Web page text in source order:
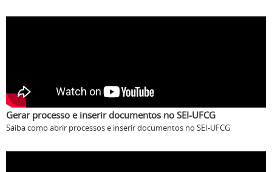
Gerar processo e inserir documentos no SEI-UFCG
Saiba como abrir processos e inserir documentos no SEI-UFCG